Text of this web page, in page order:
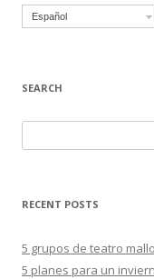
Español
SEARCH
u
c
r
:
RECENT POSTS
5 grupos de teatro
5 planes para un